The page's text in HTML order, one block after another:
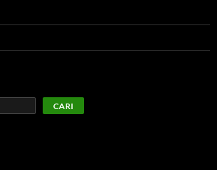
CARI